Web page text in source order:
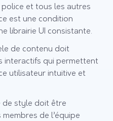
et tous les autres
est une condition
librairie UI consistante.
de contenu doit
interactifs qui permettent
utilisateur intuitive et
de style doit être
de l’équipe